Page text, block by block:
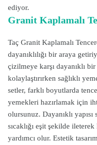
ediyor.
Granit Kaplamalı
Taç Granit Kaplamalı
dayanıklılığı bir araya
çizilmeye karşı dayanıklı
kolaylaştırırken sağlıklı
setler, farklı boyutlarda
yemekleri hazırlamak için
olursunuz. Dayanıklı
sıcaklığı eşit şekilde
yardımcı olur. Estetik